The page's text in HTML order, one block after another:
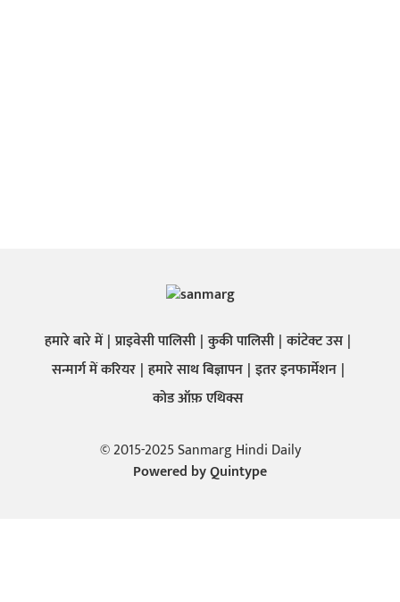
हमारे बारे में प्राइवेसी पालिसी कुकी पालिसी कांटेक्ट उस
सन्मार्ग में करियर हमारे साथ बिज्ञापन इतर इनफार्मेशन
कोड ऑफ़ एथिक्स
© 2015-2025 Sanmarg Hindi Daily
Powered byQuintype